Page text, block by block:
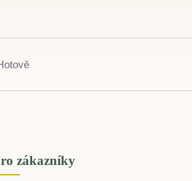
zákazníky